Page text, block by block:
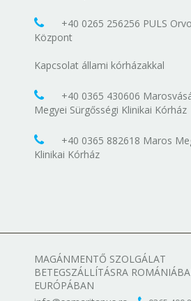
+40 0265 256256 PULS
Központ
Kapcsolat állami kórházakkal
+40 0365 430606
Megyei Sürgősségi Klinikai Kórház
+40 0365 882618 Maros
Klinikai Kórház
MAGÁNMENTŐ SZOLGÁLAT
BETEGSZÁLLÍTÁSRA
EURÓPÁBAN